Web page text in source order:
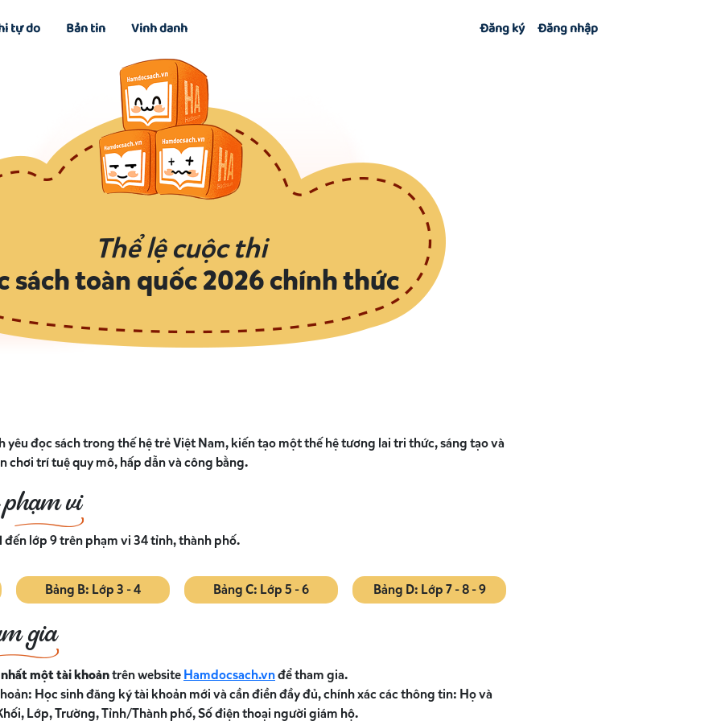
tự do Bản tin Vinh danh Đăng ký Đăng nhập
Thể lệ cuộc thi
sách toàn quốc 2026 chính thức
yêu đọc sách trong thế hệ trẻ Việt Nam, kiến tạo một thế hệ tương lai tri thức, sáng tạo và
chơi trí tuệ quy mô, hấp dẫn và công bằng.
vi
lớp 9 trên phạm vi 34 tỉnh, thành phố.
Bảng B: Lớp 3 - 4 Bảng C: Lớp 5 - 6 Bảng D: Lớp 7 - 8 - 9
gia
một tài khoảntrên websiteHamdocsach.vnđể tham gia.
Học sinh đăng ký tài khoản mới và cần điền đầy đủ, chính xác các thông tin: Họ và
Lớp, Trường, Tỉnh/Thành phố, Số điện thoại người giám hộ.